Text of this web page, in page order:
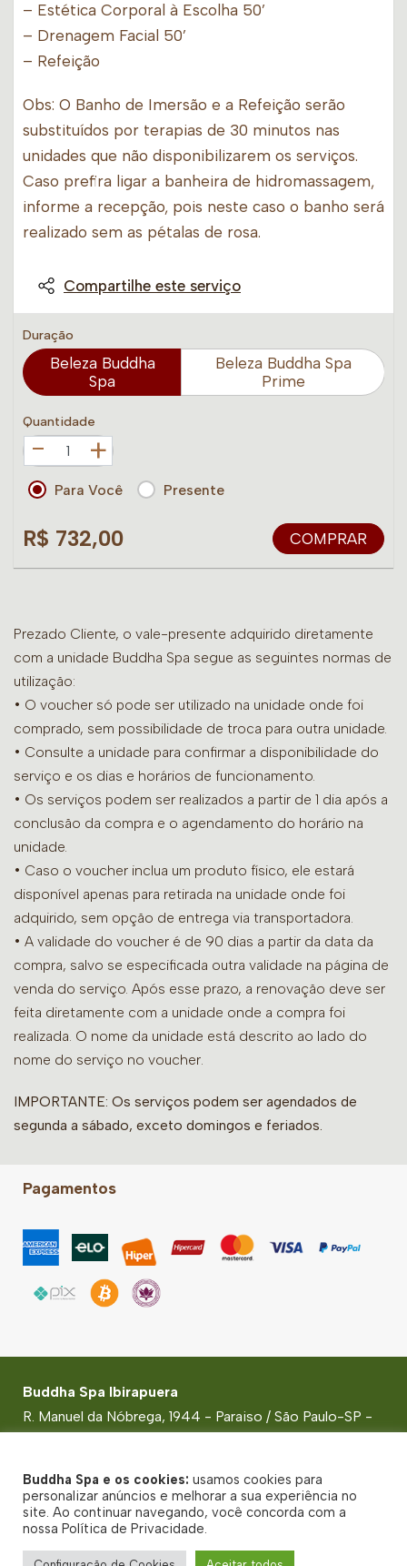
– Estética Corporal à Escolha 50’
– Drenagem Facial 50’
– Refeição
Obs: O Banho de Imersão e a Refeição serão
substituídos por terapias de 30 minutos nas
unidades que não disponibilizarem os serviços.
Caso prefira ligar a banheira de hidromassagem,
informe a recepção, pois neste caso o banho será
realizado sem as pétalas de rosa.
Compartilhe este serviço
Duração
Beleza Buddha
Spa
Beleza Buddha Spa
Prime
Quantidade
+
Para Você Presente
R$ 732,00 COMPRAR
Prezado Cliente, o vale-presente adquirido diretamente
com a unidade Buddha Spa segue as seguintes normas de
utilização:
• O voucher só pode ser utilizado na unidade onde foi
comprado, sem possibilidade de troca para outra unidade.
• Consulte a unidade para confirmar a disponibilidade do
serviço e os dias e horários de funcionamento.
• Os serviços podem ser realizados a partir de 1 dia após a
conclusão da compra e o agendamento do horário na
unidade.
• Caso o voucher inclua um produto físico, ele estará
disponível apenas para retirada na unidade onde foi
adquirido, sem opção de entrega via transportadora.
• A validade do voucher é de 90 dias a partir da data da
compra, salvo se especificada outra validade na página de
venda do serviço. Após esse prazo, a renovação deve ser
feita diretamente com a unidade onde a compra foi
realizada. O nome da unidade está descrito ao lado do
nome do serviço no voucher.
IMPORTANTE: Os serviços podem ser agendados de
segunda a sábado, exceto domingos e feriados.
Pagamentos
Buddha Spa Ibirapuera
R. Manuel da Nóbrega, 1944 - Paraiso / São Paulo-SP -
Todos direitos reservados
Política de Privacidade
Termos de uso
Buddha Spa e os cookies: usamos cookies para
personalizar anúncios e melhorar a sua experiência no
site. Ao continuar navegando, você concorda com a
nossa Política de Privacidade.